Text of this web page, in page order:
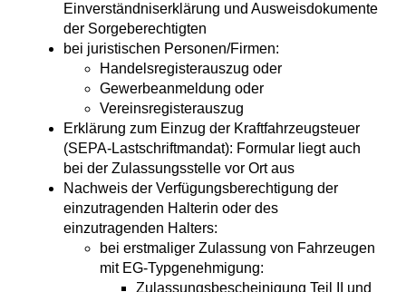
Einverständniserklärung und Ausweisdokumente
der Sorgeberechtigten
bei juristischen Personen/Firmen:
Handelsregisterauszug oder
Gewerbeanmeldung oder
Vereinsregisterauszug
Erklärung zum Einzug der Kraftfahrzeugsteuer
(SEPA-Lastschriftmandat): Formular liegt auch
bei der Zulassungsstelle vor Ort aus
Nachweis der Verfügungsberechtigung der
einzutragenden Halterin oder des
einzutragenden Halters:
bei erstmaliger Zulassung von Fahrzeugen
mit EG-Typgenehmigung:
Zulassungsbescheinigung Teil II und